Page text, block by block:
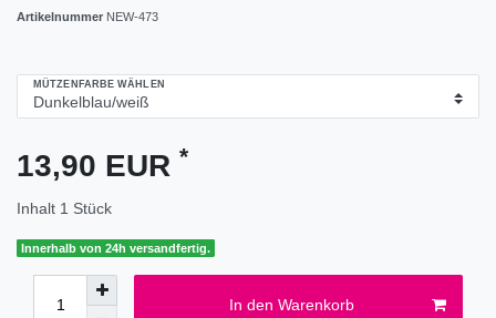
Artikelnummer NEW-473
MÜTZENFARBE WÄHLEN
13,90 EUR *
Inhalt 1 Stück
Innerhalb von 24h versandfertig.
In den Warenkorb